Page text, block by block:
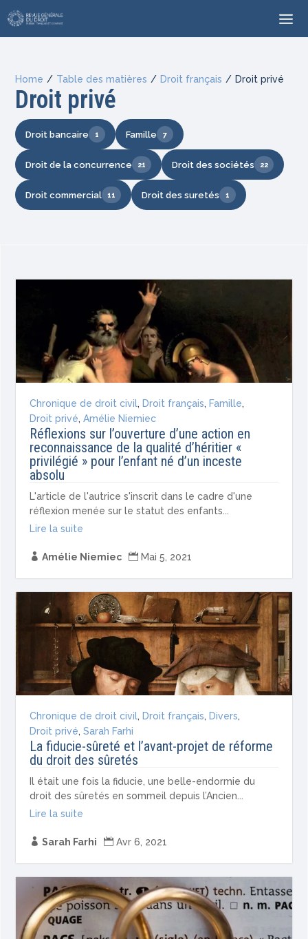
Home / Table des matières / Droit français / Droit privé
Droit privé
Droit bancaire 1 Famille 7
Droit de la concurrence 21 Droit des sociétés 22
Droit commercial 11 Droit des suretés 1
Chronique de droit civil, Droit français, Famille,
Droit privé,Amélie Niemiec
Réflexions sur l’ouverture d’une action en
reconnaissance de la qualité d’héritier «
privilégié » pour l’enfant né d’un inceste
absolu
L'article de l'autrice s'inscrit dans le cadre d'une
réflexion menée sur le statut des enfants...
Lire la suite
 Amélie Niemiec  Mai 5, 2021
Chronique de droit civil, Droit français, Divers,
Droit privé,Sarah Farhi
La fiducie-sûreté et l’avant-projet de réforme
du droit des sûretés
Il était une fois la fiducie, une belle-endormie du
droit des sûretés en sommeil depuis l’Ancien...
Lire la suite
 Sarah Farhi  Avr 6, 2021